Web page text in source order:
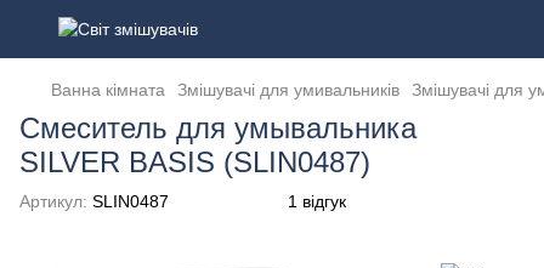
Ванна кімната Змішувачі для умивальників Змішувачі для
Смеситель для умывальника
SILVER BASIS (SLIN0487)
Артикул: SLIN0487 1 відгук